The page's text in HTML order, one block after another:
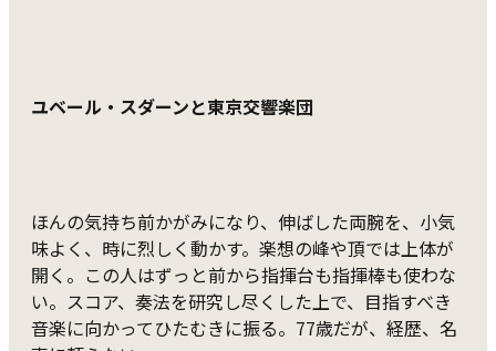
ユベール・スダーンと東京交響楽団
ほんの気持ち前かがみになり、伸ばした両腕を、小気
味よく、時に烈しく動かす。楽想の峰や頂では上体が
開く。この人はずっと前から指揮台も指揮棒も使わな
い。スコア、奏法を研究し尽くした上で、目指すべき
音楽に向かってひたむきに振る。77歳だが、経歴、名